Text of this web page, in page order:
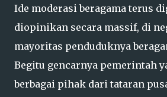
Ide moderasi beragama terus
diopinikan secara massif, di
mayoritas penduduknya
Begitu gencarnya pemerintah
berbagai pihak dari tataran